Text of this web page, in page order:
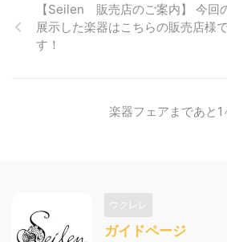
【Seilen 販売店のご案内】 今回
展示した楽器はこちらの販売店様
す！
楽器フェアまであと1
ウクレレ
ガイドページ